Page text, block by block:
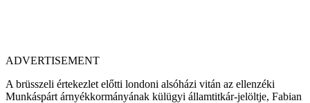
ADVERTISEMENT
A brüsszeli értekezlet előtti londoni alsóházi vitán az ellenzéki
Munkáspárt árnyékkormányának külügyi államtitkár-jelöltje, Fabian